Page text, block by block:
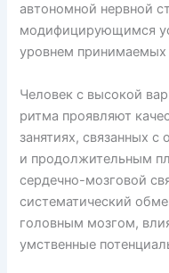
автономной нервной
модифицирующимся
уровнем
Человек с высокой
ритма проявляют
занятиях, связанных
и продолжительным
сердечно-мозговой
систематический
головным мозгом,
умственные